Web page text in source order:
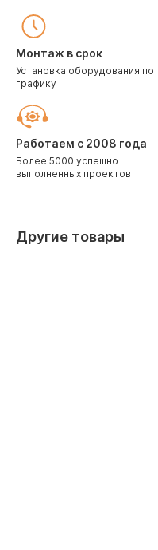
Монтаж в срок
Установка оборудования по
графику
Работаем с 2008 года
Более 5000 успешно
выполненных проектов
Другие товары